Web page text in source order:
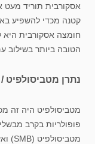
חומצה אסקורבית
הטובה ביותר בשילוב
נתרן מטביסולפיט
מטביסולפיט היה זה
פופולריות בקרב